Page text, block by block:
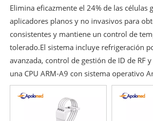
Elimina eficazmente el 24% de las células
aplicadores planos y no invasivos para
consistentes y mantiene un control de
tolerado.El sistema incluye refrigeración
avanzada, control de gestión de ID de RF
una CPU ARM-A9 con sistema operativo